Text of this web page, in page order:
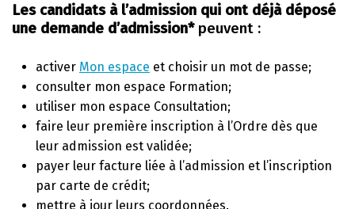
Les candidats à l’admission qui ont déjà déposé
une demande d’admission* peuvent :
activer Mon espace et choisir un mot de passe;
consulter mon espace Formation;
utiliser mon espace Consultation;
faire leur première inscription à l’Ordre dès que
leur admission est validée;
payer leur facture liée à l’admission et l’inscription
par carte de crédit;
mettre à jour leurs coordonnées.